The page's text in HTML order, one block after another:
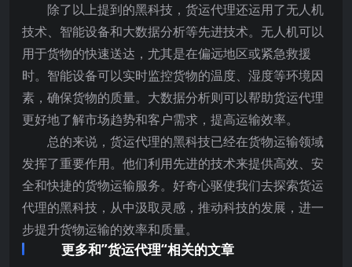
除了以上提到的黑科技，货运代理还运用了无人机
技术、智能设备和大数据分析等先进技术。无人机可以
用于货物的快速送达，尤其是在偏远地区或紧急救援
时。智能设备可以实时监控货物的温度、湿度等环境因
素，确保货物的质量。大数据分析则可以帮助货运代理
更好地了解市场趋势和客户需求，提高运输效率。
总的来说，货运代理的黑科技已经在货物运输领域
发挥了重要作用。他们利用先进的技术来提供高效、安
全和快捷的货物运输服务。好奇心驱使我们去探索货运
代理的黑科技，从中汲取灵感，推动科技的发展，进一
步提升货物运输的效率和质量。
更多和”货运代理“相关的文章